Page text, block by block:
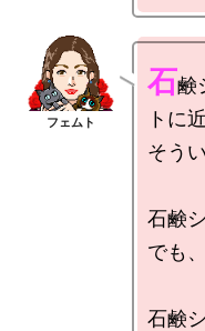
石鹸
トに
そう
石鹸
でも
石鹸